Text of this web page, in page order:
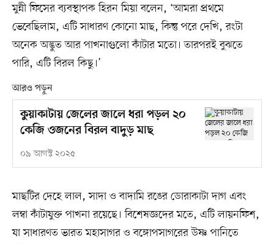
মুন্নী ফিসের ব্যবস্থাপক হিরন মিয়া বলেন, ‘আমরা প্রথমে
ভেবেছিলাম, এটি সাধারণ কোনো মাছ, কিন্তু পরে দেখি, রংটা
অনেক অদ্ভুত আর পাখনাগুলো কাঁটার মতো। তারপরই বুঝতে
পারি, এটি বিরল কিছু।’
আরও পড়ুন
কুয়াকাটায় জেলের জালে ধরা পড়ল ২০
কেজি ওজনের বিরল বাদুড় মাছ
০৯ আগস্ট ২০২৫
মাছটির দেহে লাল, সাদা ও বাদামি রঙের ডোরাকাটা দাগ এবং
লম্বা কাঁটাযুক্ত পাখনা রয়েছে। বিশেষজ্ঞদের মতে, এটি লায়নফিশ,
যা সাধারণত ভারত মহাসাগর ও বঙ্গোপসাগরের উষ্ণ পানিতে